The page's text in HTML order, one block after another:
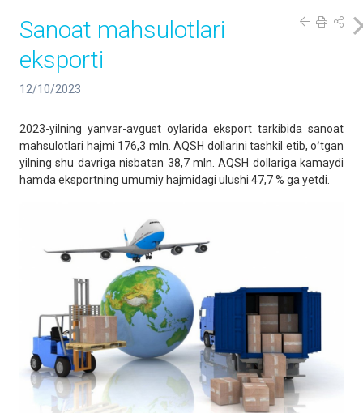
Sanoat mahsulotlari
eksporti
12/10/2023
2023-yilning yanvar-avgust oylarida eksport tarkibida sanoat
mahsulotlari hajmi 176,3 mln. AQSH dollarini tashkil etib, oʻtgan
yilning shu davriga nisbatan 38,7 mln. AQSH dollariga kamaydi
hamda eksportning umumiy hajmidagi ulushi 47,7 % ga yetdi.